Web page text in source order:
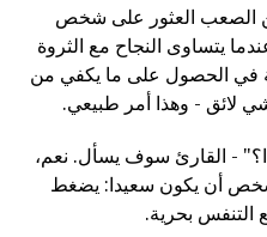
من الصعب العثور على شخص
يتساوى النجاح مع الثروة
في الحصول على ما يكفي من
لائق - وهذا أمر طبيعي.
- القارئ سوف يسأل. نعم،
أن يكون سعيدا: يضغط
التنفس بحرية.